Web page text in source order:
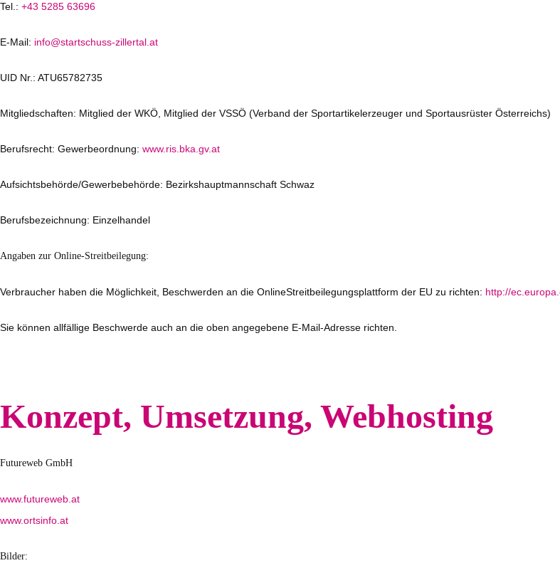
Tel.: +43 5285 63696
E-Mail: info@startschuss-zillertal.at
UID Nr.: ATU65782735
Mitgliedschaften: Mitglied der WKÖ, Mitglied der VSSÖ (Verband der Sportartikelerzeuger und Sportausrüster Österreichs)
Berufsrecht: Gewerbeordnung: www.ris.bka.gv.at
Aufsichtsbehörde/Gewerbebehörde: Bezirkshauptmannschaft Schwaz
Berufsbezeichnung: Einzelhandel
Angaben zur Online-Streitbeilegung:
Verbraucher haben die Möglichkeit, Beschwerden an die OnlineStreitbeilegungsplattform der EU zu richten: http://
Sie können allfällige Beschwerde auch an die oben angegebene E-Mail-Adresse richten.
Konzept, Umsetzung, Webhosting
Futureweb GmbH
www.futureweb.at
www.ortsinfo.at
Bilder: